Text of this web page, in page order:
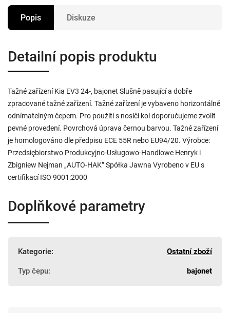
Popis Diskuze
Detailní popis produktu
Tažné zařízení Kia EV3 24-, bajonet Slušně pasující a dobře
zpracované tažné zařízení. Tažné zařízení je vybaveno horizontálně
odnímatelným čepem. Pro použití s nosiči kol doporučujeme zvolit
pevné provedení. Povrchová úprava černou barvou. Tažné zařízení
je homologováno dle předpisu ECE 55R nebo EU94/20. Výrobce:
Przedsiębiorstwo Produkcyjno-Usługowo-Handlowe Henryk i
Zbigniew Nejman „AUTO-HAK” Spółka Jawna Vyrobeno v EU s
certifikací ISO 9001:2000
Doplňkové parametry
Kategorie: Ostatní zboží
Typ čepu: bajonet